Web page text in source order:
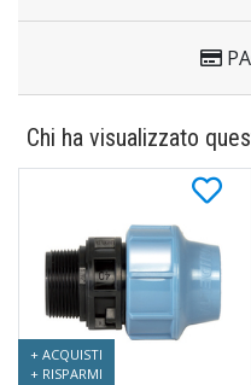
Chi ha visualizzato
+ ACQUISTI
+ RISPARMI